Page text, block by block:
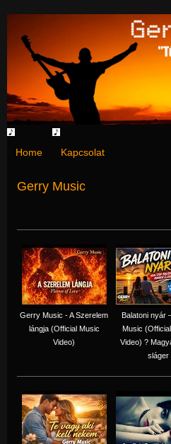
Home Kapcsolat
Gerry Music
Gerry Music - A Szerelem
lángja (Official Music
Video)
Balatoni nyár
Music
Video) ?
sláger